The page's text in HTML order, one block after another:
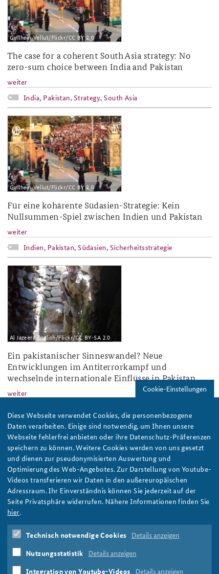
Guilhem Vellut/Flickr/CC BY 2.0
The case for a coherent South Asia strategy: No
zero-sum choice between India and Pakistan
weiter
India, Pakistan, Strategy, South Asia
2018-11.png
Guilhem Vellut/Flickr/CC BY 2.0
Für eine kohärente Südasien-Strategie: Kein
Nullsummen-Spiel zwischen Indien und Pakistan
weiter
Indien, Pakistan, Südasien, Sicherheitsstrategie
2018-1.jpg
Al Jazeera English/Flickr/CC BY-SA 2.0
Ein pakistanischer Sinneswandel? Neue
Entwicklungen im Antiterrorkampf und
wechselnde internationale Einflüsse in Pakistan
weiter
2018-1.jpg
Al Jazeera English/Flickr/CC BY-SA 2.0
Change of Heart in Pakistan? New developments in
counter-terrorism and shifting international
influences
weiter
Pakistan,South Asia,Terrorism
Cookie-Einstellungen
Diese Webseite verwendet Cookies, die personenbezogene
Daten verarbeiten. Einige sind notwendig, um Ihnen unsere
Webseite fehlerfrei anbieten oder ihre Datenschutz-Präferenzen
speichern zu können. Weitere Cookies werden von uns gesetzt
und dienen zur pseudonymisierten Auswertung und
Optimierung des Web-Angebotes. Zur Darstellung von Youtube-
Videos transferieren wir Daten in den außereuropäischen
Adressraum. Ihr Einverständnis können Sie jederzeit auf der
Seite Privatsphäre widerrufen. Nähere Informationen finden Sie
hier.
Technisch notwendige Cookies Details anzeigen
Nutzungsstatistik Details anzeigen
Integration von Youtube-Videos Details anzeigen